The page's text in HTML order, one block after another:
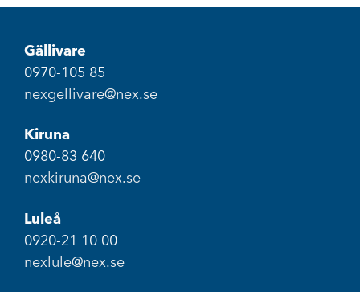
Gällivare
0970-105 85
nexgellivare@nex.se
Kiruna
0980-83 640
nexkiruna@nex.se
Luleå
0920-21 10 00
nexlule@nex.se